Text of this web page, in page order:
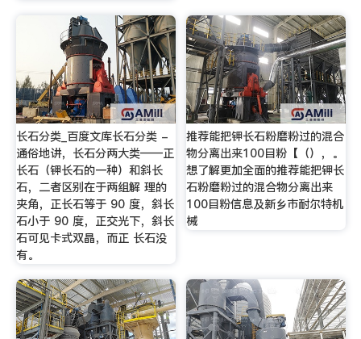
长石分类_百度文库长石分类 -
通俗地讲，长石分两大类——正
长石（钾长石的一种）和斜长
石，二者区别在于两组解 理的
夹角，正长石等于 90 度，斜长
石小于 90 度，正交光下，斜长
石可见卡式双晶，而正 长石没
有。
推荐能把钾长石粉磨粉过的混合
物分离出来100目粉【（），。
想了解更加全面的推荐能把钾长
石粉磨粉过的混合物分离出来
100目粉信息及新乡市耐尔特机
械